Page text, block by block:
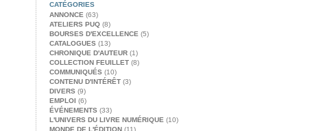
CATÉGORIES
ANNONCE (63)
ATELIERS PUQ (8)
BOURSES D'EXCELLENCE (5)
CATALOGUES (13)
CHRONIQUE D'AUTEUR (1)
COLLECTION FEUILLET (8)
COMMUNIQUÉS (10)
CONTENU D'INTÉRÊT (3)
DIVERS (9)
EMPLOI (6)
ÉVÉNEMENTS (33)
L'UNIVERS DU LIVRE NUMÉRIQUE (10)
MONDE DE L'ÉDITION (11)